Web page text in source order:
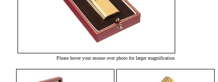
Please hover your mouse over photo for larger magnification